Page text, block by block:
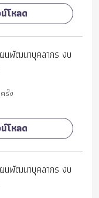
โหลด
ผนพัฒนาบุคลากร งบ
รั้ง
โหลด
ผนพัฒนาบุคลากร งบ